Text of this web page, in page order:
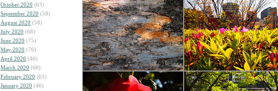
October 2020 (63)
September 2020 (58)
August 2020 (58)
July 2020 (68)
June 2020 (75)
May 2020 (76)
April 2020 (46)
March 2020 (68)
February 2020 (61)
January 2020 (46)